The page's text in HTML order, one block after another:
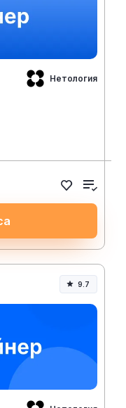
Нетология
9.7